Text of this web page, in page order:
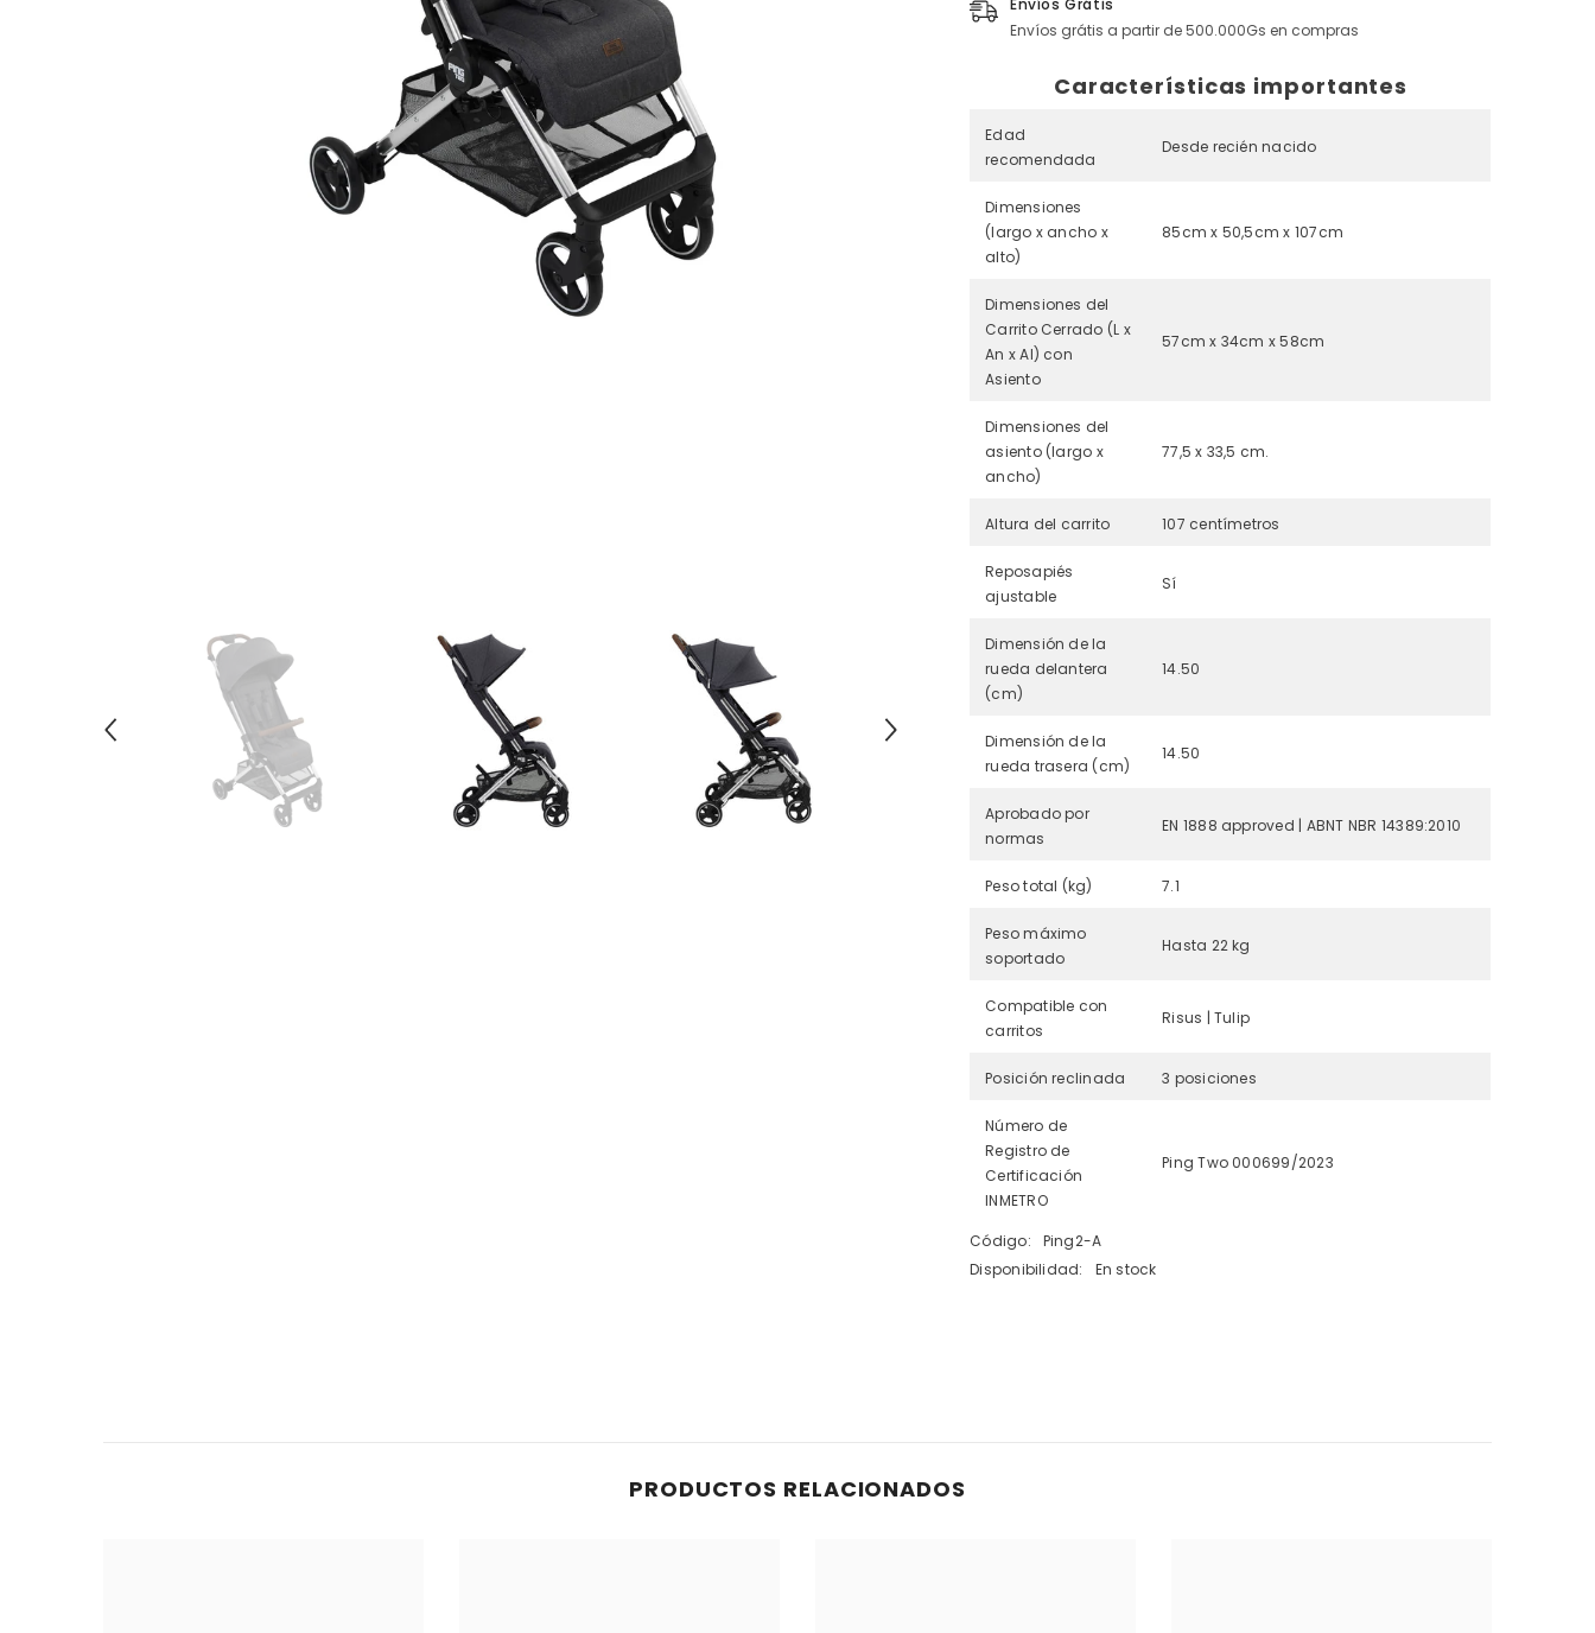
Asphalt
Envíos Grátis
Envíos grátis a partir de 500.000Gs en compras
Características importantes
Edad
recomendada
Desde recién nacido
Dimensiones
(largo x ancho x
alto)
85cm x 50,5cm x 107cm
Dimensiones del
Carrito Cerrado (L x
An x Al) con
Asiento
57cm x 34cm x 58cm
Dimensiones del
asiento (largo x
ancho)
77,5 x 33,5 cm.
Altura del carrito 107 centímetros
Reposapiés
ajustable
Sí
Dimensión de la
rueda delantera
(cm)
14.50
Dimensión de la
rueda trasera (cm)
14.50
Aprobado por
normas
EN 1888 approved | ABNT NBR 14389:2010
Peso total (kg) 7.1
Peso máximo
soportado
Hasta 22 kg
Compatible con
carritos
Risus | Tulip
Posición reclinada 3 posiciones
Número de
Registro de
Certificación
INMETRO
Ping Two 000699/2023
Código:
Ping2-A
Disponibilidad:
En stock
PRODUCTOS RELACIONADOS